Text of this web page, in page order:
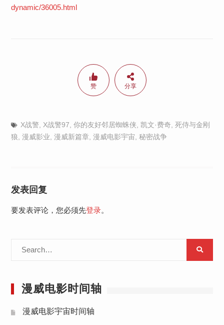
dynamic/36005.html
赞 分享
X战警, X战警97 你的友好邻居蜘蛛侠 凯文·费奇, 死侍与金刚
狼 漫威影业 漫威新篇章, 漫威电影宇宙 秘密战争
发表回复
要发表评论，您必须先登录。
漫威电影时间轴
漫威电影宇宙时间轴